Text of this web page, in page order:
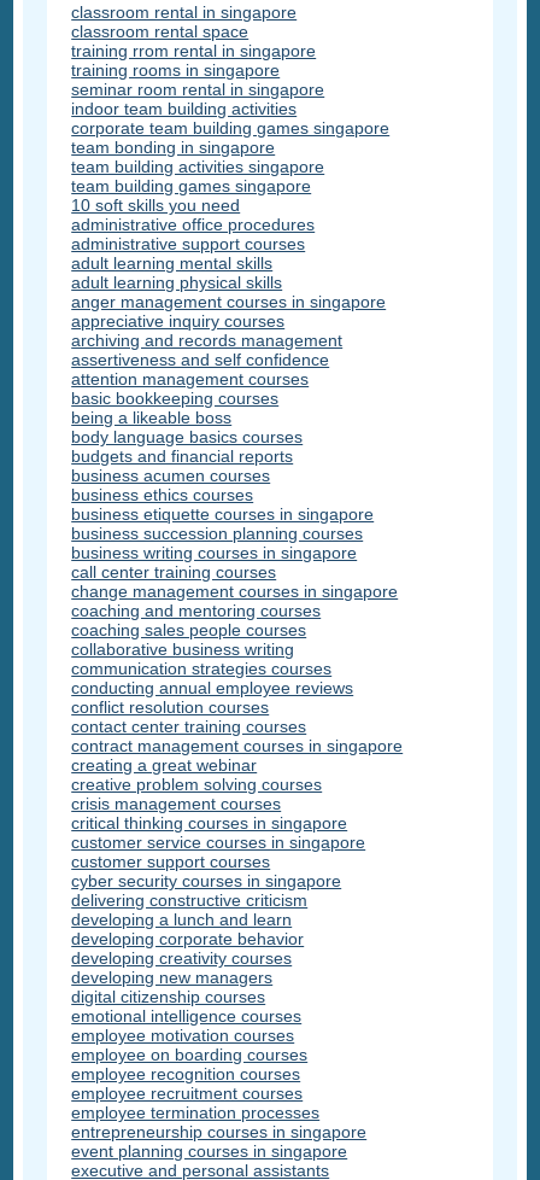
classroom rental in singapore
classroom rental space
training rrom rental in singapore
training rooms in singapore
seminar room rental in singapore
indoor team building activities
corporate team building games singapore
team bonding in singapore
team building activities singapore
team building games singapore
10 soft skills you need
administrative office procedures
administrative support courses
adult learning mental skills
adult learning physical skills
anger management courses in singapore
appreciative inquiry courses
archiving and records management
assertiveness and self confidence
attention management courses
basic bookkeeping courses
being a likeable boss
body language basics courses
budgets and financial reports
business acumen courses
business ethics courses
business etiquette courses in singapore
business succession planning courses
business writing courses in singapore
call center training courses
change management courses in singapore
coaching and mentoring courses
coaching sales people courses
collaborative business writing
communication strategies courses
conducting annual employee reviews
conflict resolution courses
contact center training courses
contract management courses in singapore
creating a great webinar
creative problem solving courses
crisis management courses
critical thinking courses in singapore
customer service courses in singapore
customer support courses
cyber security courses in singapore
delivering constructive criticism
developing a lunch and learn
developing corporate behavior
developing creativity courses
developing new managers
digital citizenship courses
emotional intelligence courses
employee motivation courses
employee on boarding courses
employee recognition courses
employee recruitment courses
employee termination processes
entrepreneurship courses in singapore
event planning courses in singapore
executive and personal assistants